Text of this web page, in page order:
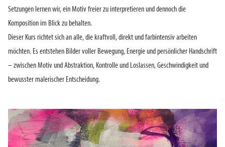
Setzungen lernen wir, ein Motiv freier zu interpretieren und dennoch die
Komposition im Blick zu behalten.
Dieser Kurs richtet sich an alle, die kraftvoll, direkt und farbintensiv arbeiten
möchten. Es entstehen Bilder voller Bewegung, Energie und persönlicher Handschrift
– zwischen Motiv und Abstraktion, Kontrolle und Loslassen, Geschwindigkeit und
bewusster malerischer Entscheidung.